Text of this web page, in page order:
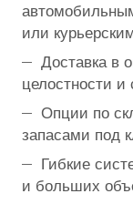
или
Доставка в
целостности и
Опции по
запасами под
Гибкие
и больших